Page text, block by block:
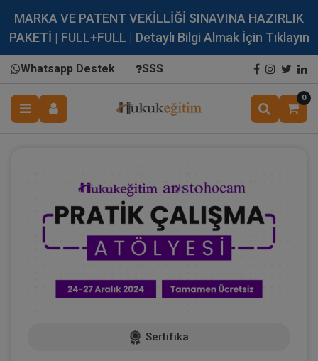
MARKA VE PATENT VEKİLLİĞİ SINAVINA HAZIRLIK
PAKETİ | FULL+FULL | Detaylı Bilgi Almak İçin Tıklayın
Whatsapp Destek SSS
0
Sertifika